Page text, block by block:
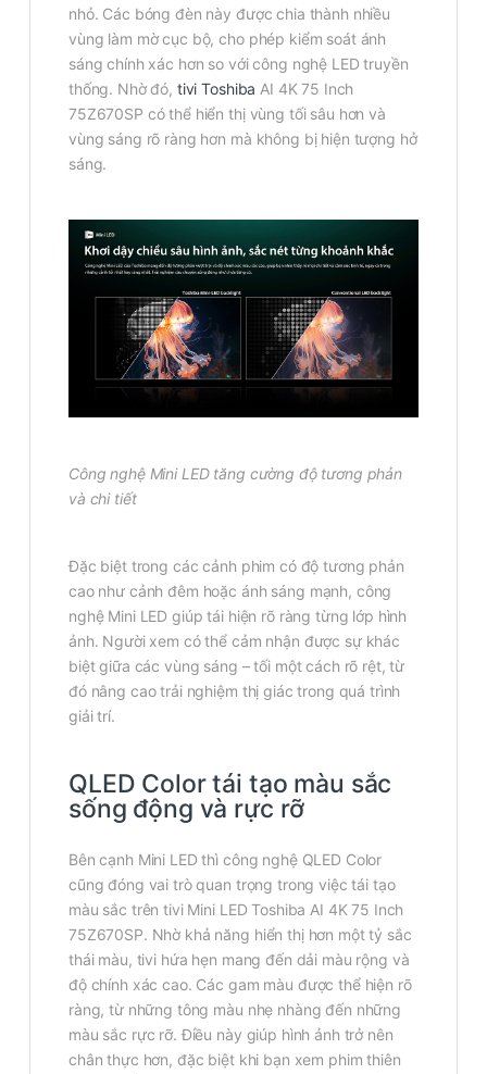
nhỏ. Các bóng đèn này được chia thành nhiều
vùng làm mờ cục bộ, cho phép kiểm soát ánh
sáng chính xác hơn so với công nghệ LED truyền
thống. Nhờ đó, tivi Toshiba AI 4K 75 Inch
75Z670SP có thể hiển thị vùng tối sâu hơn và
vùng sáng rõ ràng hơn mà không bị hiện tượng hở
sáng.
Công nghệ Mini LED tăng cường độ tương phản
và chi tiết
Đặc biệt trong các cảnh phim có độ tương phản
cao như cảnh đêm hoặc ánh sáng mạnh, công
nghệ Mini LED giúp tái hiện rõ ràng từng lớp hình
ảnh. Người xem có thể cảm nhận được sự khác
biệt giữa các vùng sáng – tối một cách rõ rệt, từ
đó nâng cao trải nghiệm thị giác trong quá trình
giải trí.
QLED Color tái tạo màu sắc
sống động và rực rỡ
Bên cạnh Mini LED thì công nghệ QLED Color
cũng đóng vai trò quan trọng trong việc tái tạo
màu sắc trên tivi Mini LED Toshiba AI 4K 75 Inch
75Z670SP. Nhờ khả năng hiển thị hơn một tỷ sắc
thái màu, tivi hứa hẹn mang đến dải màu rộng và
độ chính xác cao. Các gam màu được thể hiện rõ
ràng, từ những tông màu nhẹ nhàng đến những
màu sắc rực rỡ. Điều này giúp hình ảnh trở nên
chân thực hơn, đặc biệt khi bạn xem phim thiên